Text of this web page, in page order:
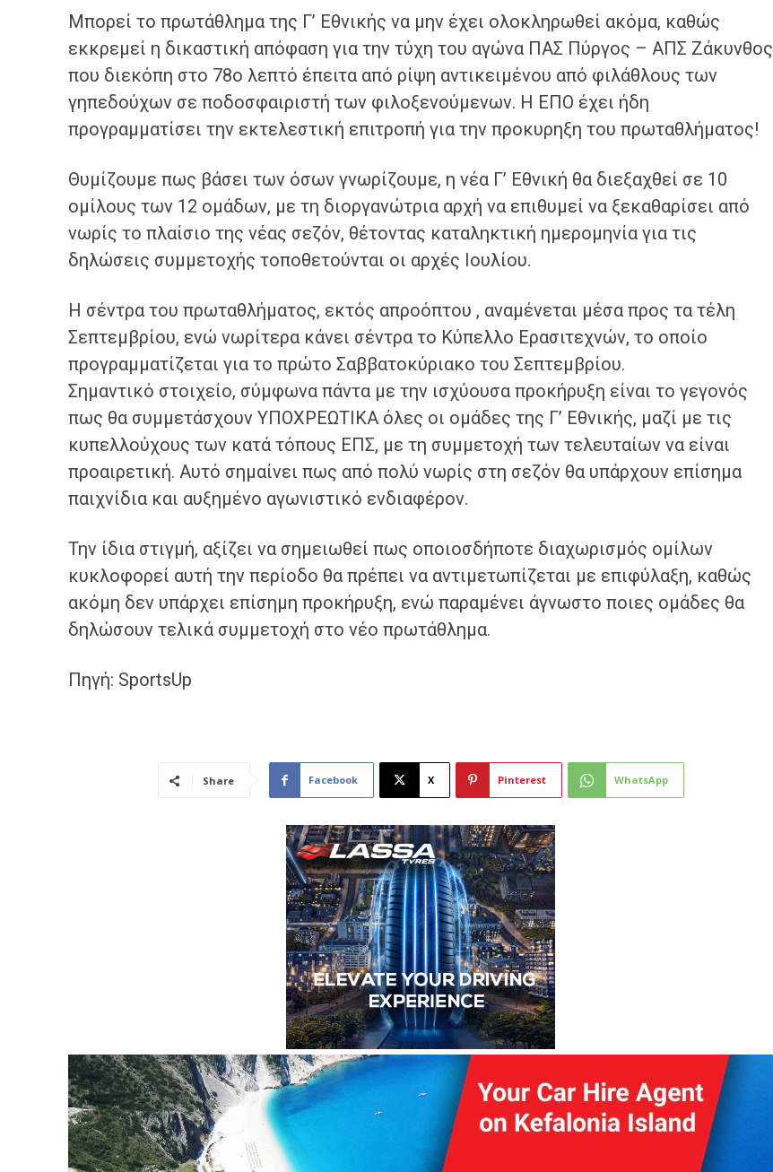
Μπορεί το πρωτάθλημα της Γ’ Εθνικής να μην έχει ολοκληρωθεί ακόμα, καθώς
εκκρεμεί η δικαστική απόφαση για την τύχη του αγώνα ΠΑΣ Πύργος – ΑΠΣ Ζάκυνθος
που διεκόπη στο 78ο λεπτό έπειτα από ρίψη αντικειμένου από φιλάθλους των
γηπεδούχων σε ποδοσφαιριστή των φιλοξενούμενων. Η ΕΠΟ έχει ήδη
προγραμματίσει την εκτελεστική επιτροπή για την προκυρηξη του πρωταθλήματος!
Θυμίζουμε πως βάσει των όσων γνωρίζουμε, η νέα Γ’ Εθνική θα διεξαχθεί σε 10
ομίλους των 12 ομάδων, με τη διοργανώτρια αρχή να επιθυμεί να ξεκαθαρίσει από
νωρίς το πλαίσιο της νέας σεζόν, θέτοντας καταληκτική ημερομηνία για τις
δηλώσεις συμμετοχής τοποθετούνται οι αρχές Ιουλίου.
Η σέντρα του πρωταθλήματος, εκτός απροόπτου , αναμένεται μέσα προς τα τέλη
Σεπτεμβρίου, ενώ νωρίτερα κάνει σέντρα το Κύπελλο Ερασιτεχνών, το οποίο
προγραμματίζεται για το πρώτο Σαββατοκύριακο του Σεπτεμβρίου.
Σημαντικό στοιχείο, σύμφωνα πάντα με την ισχύουσα προκήρυξη είναι το γεγονός
πως θα συμμετάσχουν ΥΠΟΧΡΕΩΤΙΚΑ όλες οι ομάδες της Γ’ Εθνικής, μαζί με τις
κυπελλούχους των κατά τόπους ΕΠΣ, με τη συμμετοχή των τελευταίων να είναι
προαιρετική. Αυτό σημαίνει πως από πολύ νωρίς στη σεζόν θα υπάρχουν επίσημα
παιχνίδια και αυξημένο αγωνιστικό ενδιαφέρον.
Την ίδια στιγμή, αξίζει να σημειωθεί πως οποιοσδήποτε διαχωρισμός ομίλων
κυκλοφορεί αυτή την περίοδο θα πρέπει να αντιμετωπίζεται με επιφύλαξη, καθώς
ακόμη δεν υπάρχει επίσημη προκήρυξη, ενώ παραμένει άγνωστο ποιες ομάδες θα
δηλώσουν τελικά συμμετοχή στο νέο πρωτάθλημα.
Πηγή: SportsUp
Share Facebook X Pinterest WhatsApp